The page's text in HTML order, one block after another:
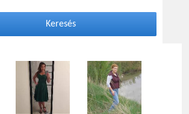
Keresés